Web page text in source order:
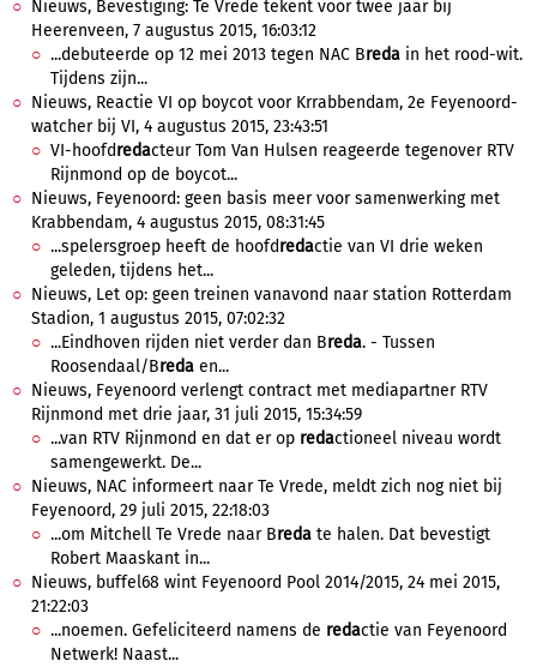
Nieuws, Bevestiging: Te Vrede tekent voor twee jaar bij
Heerenveen, 7 augustus 2015, 16:03:12
...debuteerde op 12 mei 2013 tegen NAC Breda in het rood-wit.
Tijdens zijn...
Nieuws, Reactie VI op boycot voor Krrabbendam, 2e Feyenoord-
watcher bij VI, 4 augustus 2015, 23:43:51
VI-hoofdredacteur Tom Van Hulsen reageerde tegenover RTV
Rijnmond op de boycot...
Nieuws, Feyenoord: geen basis meer voor samenwerking met
Krabbendam, 4 augustus 2015, 08:31:45
...spelersgroep heeft de hoofdredactie van VI drie weken
geleden, tijdens het...
Nieuws, Let op: geen treinen vanavond naar station Rotterdam
Stadion, 1 augustus 2015, 07:02:32
...Eindhoven rijden niet verder dan Breda. - Tussen
Roosendaal/Breda en...
Nieuws, Feyenoord verlengt contract met mediapartner RTV
Rijnmond met drie jaar, 31 juli 2015, 15:34:59
...van RTV Rijnmond en dat er op redactioneel niveau wordt
samengewerkt. De...
Nieuws, NAC informeert naar Te Vrede, meldt zich nog niet bij
Feyenoord, 29 juli 2015, 22:18:03
...om Mitchell Te Vrede naar Breda te halen. Dat bevestigt
Robert Maaskant in...
Nieuws, buffel68 wint Feyenoord Pool 2014/2015, 24 mei 2015,
21:22:03
...noemen. Gefeliciteerd namens de redactie van Feyenoord
Netwerk! Naast...